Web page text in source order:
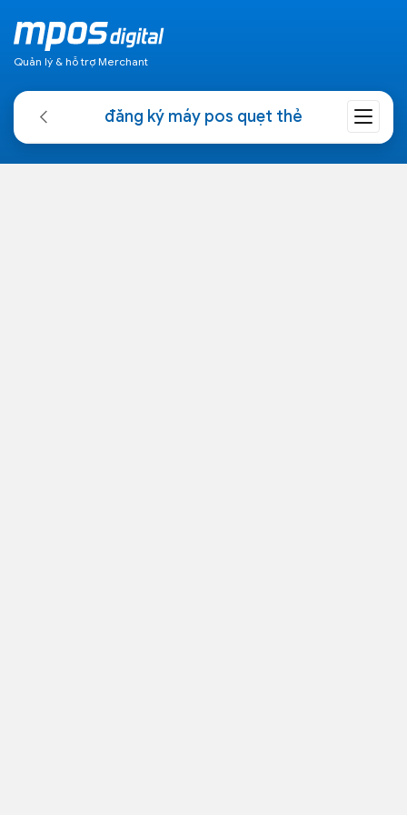
Quản lý & hỗ trợ Merchant
đăng ký máy pos quẹt thẻ